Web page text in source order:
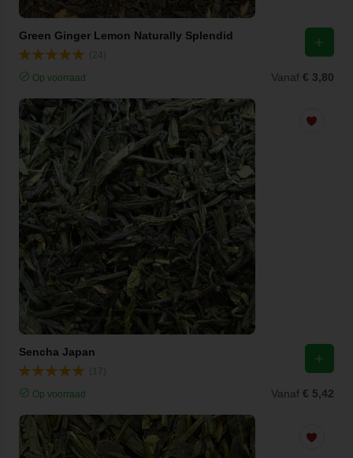
Green Ginger Lemon Naturally Splendid
Op voorraad Vanaf € 3,80
Sencha Japan
Op voorraad Vanaf € 5,42